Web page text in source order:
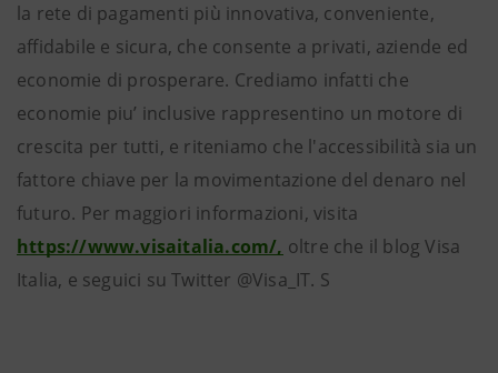
la rete di pagamenti più innovativa, conveniente,
affidabile e sicura, che consente a privati, aziende ed
economie di prosperare. Crediamo infatti che
economie piu’ inclusive rappresentino un motore di
crescita per tutti, e riteniamo che l'accessibilità sia un
fattore chiave per la movimentazione del denaro nel
futuro. Per maggiori informazioni, visita
https://www.visaitalia.com/, oltre che il blog Visa
Italia, e seguici su Twitter @Visa_IT. S